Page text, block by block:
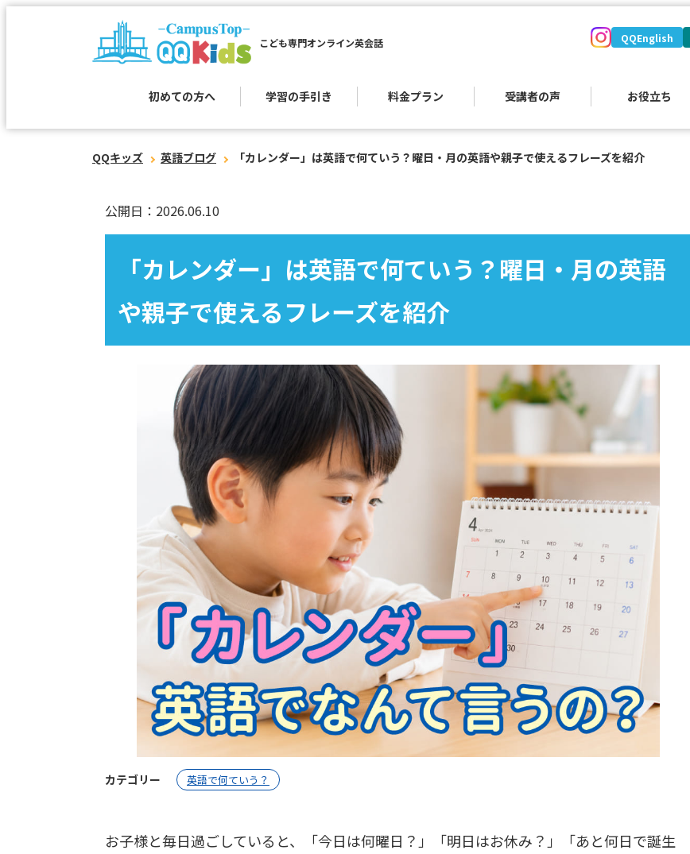
こども専門オンライン英会話
初めての方へ 学習の手引き 料金プラン 受講者の声 お役立ち
QQEnglish
QQキッズ 英語ブログ 「カレンダー」は英語で何ていう？曜日・月の英語や親子で使えるフレーズを紹介
公開日：2026.06.10
「カレンダー」は英語で何ていう？曜日・月の英語
や親子で使えるフレーズを紹介
カテゴリー 英語で何ていう？
お子様と毎日過ごしていると、「今日は何曜日？」「明日はお休み？」「あと何日で誕生